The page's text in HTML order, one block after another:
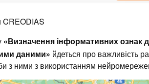
CREODIAS
«Визначення інформативних ознак
даними» йдеться про важливість
з ними з використанням